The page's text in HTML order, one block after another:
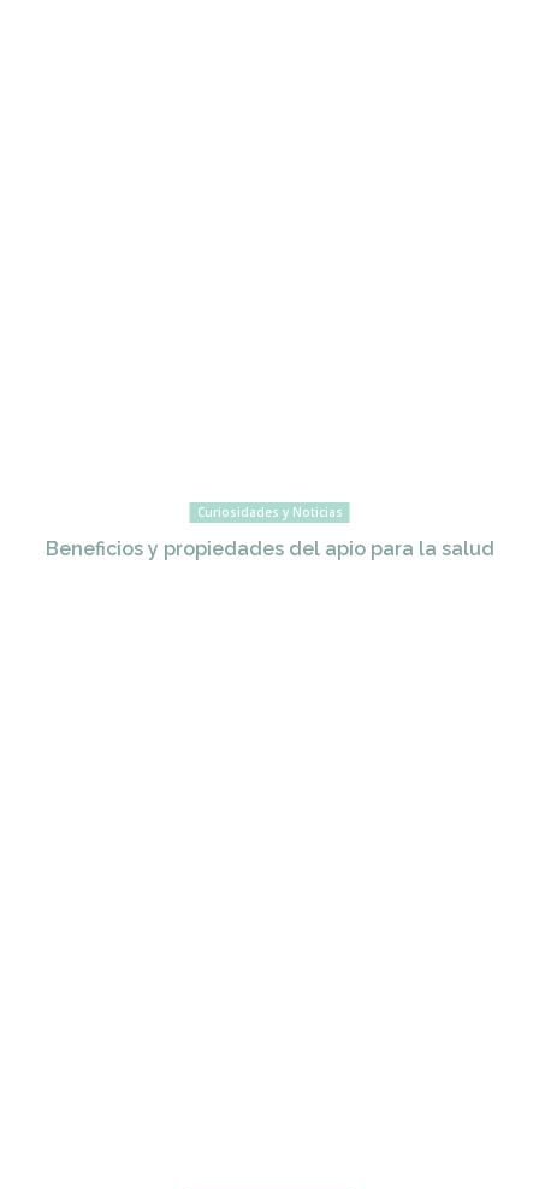
Curiosidades y Noticias
Beneficios y propiedades del apio para la salud